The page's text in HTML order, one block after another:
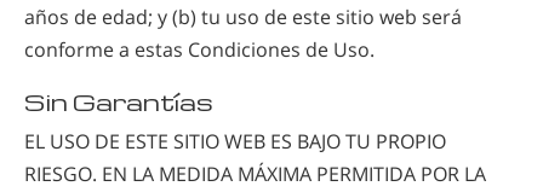
años de edad; y (b) tu uso de este sitio web será
conforme a estas Condiciones de Uso.
Sin Garantías
EL USO DE ESTE SITIO WEB ES BAJO TU PROPIO
RIESGO. EN LA MEDIDA MÁXIMA PERMITIDA POR LA